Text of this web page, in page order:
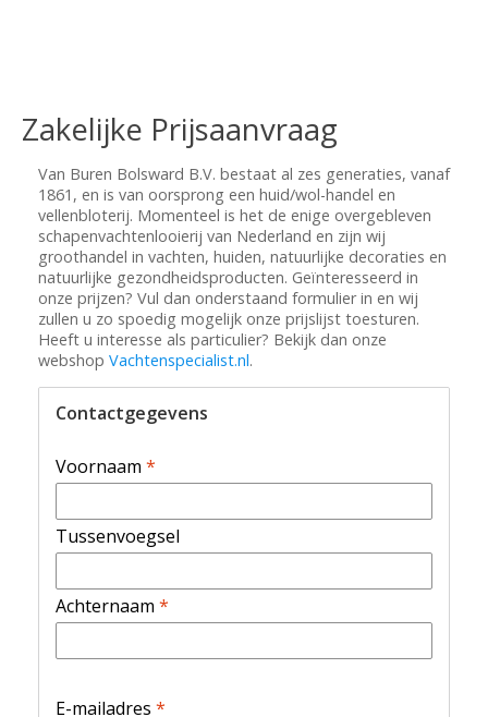
Zakelijke Prijsaanvraag
Van Buren Bolsward B.V. bestaat al zes generaties, vanaf
1861, en is van oorsprong een huid/wol-handel en
vellenbloterij. Momenteel is het de enige overgebleven
schapenvachtenlooierij van Nederland en zijn wij
groothandel in vachten, huiden, natuurlijke decoraties en
natuurlijke gezondheidsproducten. Geïnteresseerd in
onze prijzen? Vul dan onderstaand formulier in en wij
zullen u zo spoedig mogelijk onze prijslijst toesturen.
Heeft u interesse als particulier? Bekijk dan onze
webshop Vachtenspecialist.nl.
Contactgegevens
Voornaam *
Tussenvoegsel
Achternaam *
E-mailadres *